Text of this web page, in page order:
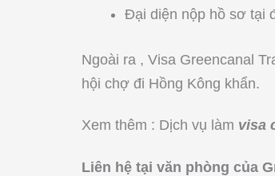
Đại diện nộp hồ sơ tại
Ngoài ra , Visa Greencanal
hội chợ đi Hồng Kông khẩn.
Xem thêm : Dịch vụ làm visa
Liên hệ tại văn phòng của